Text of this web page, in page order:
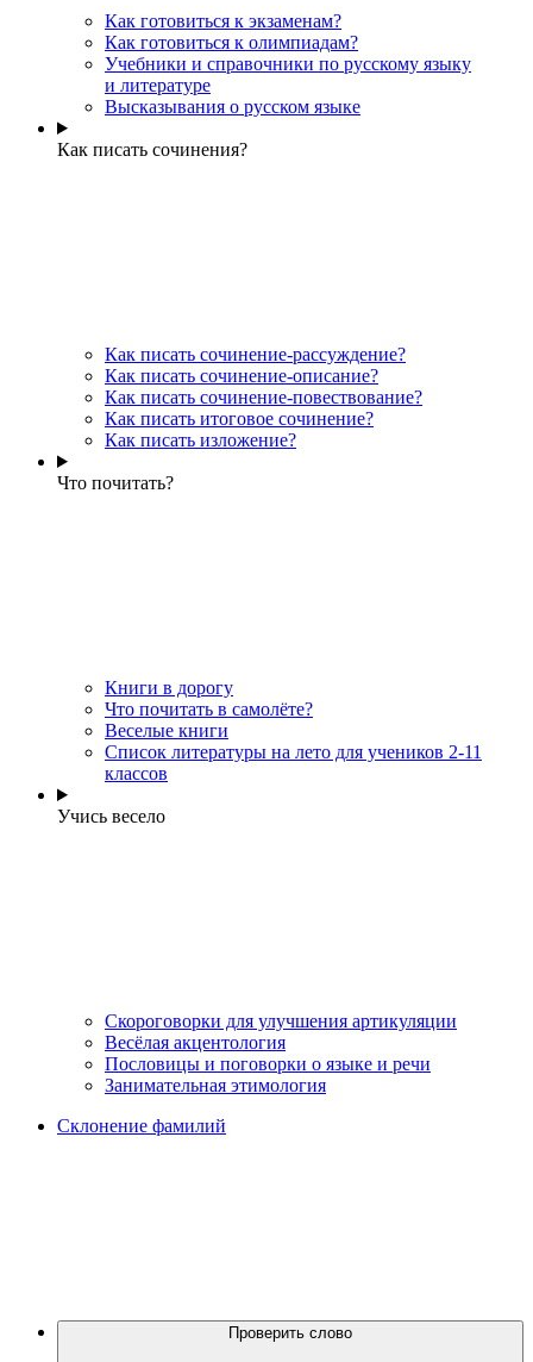
Как готовиться к экзаменам?
Как готовиться к олимпиадам?
Учебники и справочники по русскому языку
и литературе
Высказывания о русском языке
Как писать сочинения?
Как писать сочинение-рассуждение?
Как писать сочинение-описание?
Как писать сочинение-повествование?
Как писать итоговое сочинение?
Как писать изложение?
Что почитать?
Книги в дорогу
Что почитать в самолёте?
Веселые книги
Cписок литературы на лето для учеников 2-11
классов
Учись весело
Скороговорки для улучшения артикуляции
Весёлая акцентология
Пословицы и поговорки о языке и речи
Занимательная этимология
Склонение фамилий
Проверить слово